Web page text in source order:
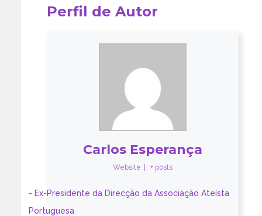
Perfil de Autor
Carlos Esperança
Website + posts
- Ex-Presidente da Direcção da Associação Ateísta
Portuguesa